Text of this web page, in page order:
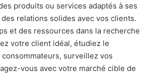
produits ou services adaptés à ses
des relations solides avec vos clients.
et des ressources dans la recherche
votre client idéal, étudiez le
surveillez vos
vous avec votre marché cible de